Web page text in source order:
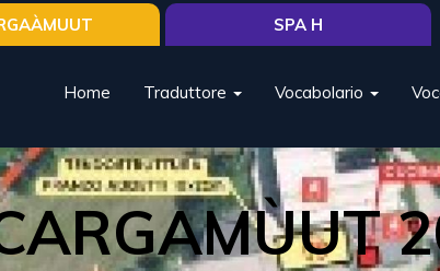
Home Traduttore Vocabolario
SPA H